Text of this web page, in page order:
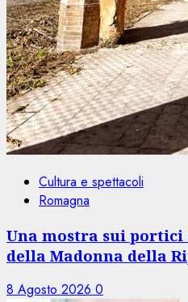
Cultura e spettacoli
Romagna
Una mostra sui portici
della Madonna della
8 Agosto 2026 0